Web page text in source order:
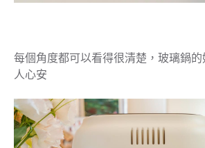
每個角度都可以看得很清楚，玻璃鍋
人心安